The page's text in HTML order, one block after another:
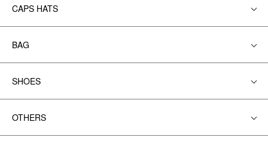
CAPS HATS
BAG
SHOES
OTHERS